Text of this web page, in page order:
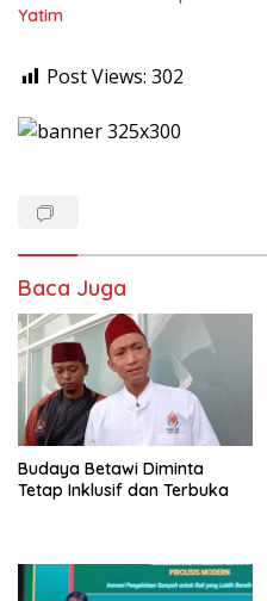
Yatim
Post Views: 302
Baca Juga
Budaya Betawi Diminta
Tetap Inklusif dan Terbuka